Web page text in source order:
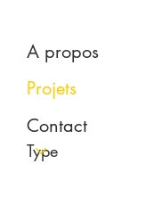
A propos
Projets
Contact